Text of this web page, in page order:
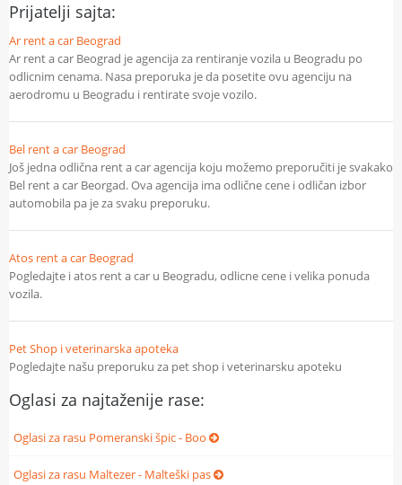
Prijatelji sajta:
Ar rent a car Beograd
Ar rent a car Beograd je agencija za rentiranje vozila u Beogradu po
odlicnim cenama. Nasa preporuka je da posetite ovu agenciju na
aerodromu u Beogradu i rentirate svoje vozilo.
Bel rent a car Beograd
Još jedna odlična rent a car agencija koju možemo preporučiti je svakako
Bel rent a car Beorgad. Ova agencija ima odlične cene i odličan izbor
automobila pa je za svaku preporuku.
Atos rent a car Beograd
Pogledajte i atos rent a car u Beogradu, odlicne cene i velika ponuda
vozila.
Pet Shop i veterinarska apoteka
Pogledajte našu preporuku za pet shop i veterinarsku apoteku
Oglasi za najtaženije rase:
Oglasi za rasu Pomeranski špic - Boo
Oglasi za rasu Maltezer - Malteški pas